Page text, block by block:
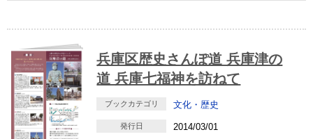
兵庫区歴史さんぽ道 兵庫津の
道 兵庫七福神を訪ねて
ブックカテゴリ 文化・歴史
発行日 2014/03/01